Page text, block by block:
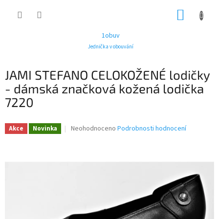
1obuv
Jednička v obouvání
JAMI STEFANO CELOKOŽENÉ lodičky
- dámská značková kožená lodička
7220
Akce Novinka
Průměrné
Neohodnoceno Podrobnosti hodnocení